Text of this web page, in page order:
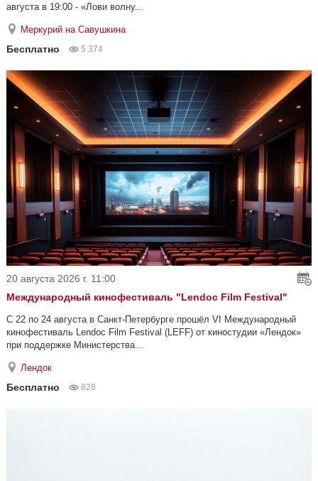
августа в 19:00 - «Лови волну...
Меркурий на Савушкина
Бесплатно 5 374
20 августа 2026 г. 11:00
Международный кинофестиваль "Lendoc Film Festival"
С 22 по 24 августа в Санкт-Петербурге прошёл VI Международный
кинофестиваль Lendoc Film Festival (LEFF) от киностудии «Лендок»
при поддержке Министерства...
Лендок
Бесплатно 828